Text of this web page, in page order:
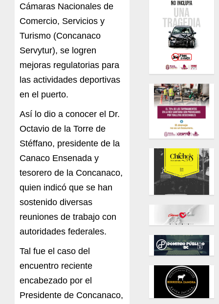
Cámaras Nacionales de
Comercio, Servicios y
Turismo (Concanaco
Servytur), se logren
mejoras regulatorias para
las actividades deportivas
en el puerto.
Así lo dio a conocer el Dr.
Octavio de la Torre de
Stéffano, presidente de la
Canaco Ensenada y
tesorero de la Concanaco,
quien indicó que se han
sostenido diversas
reuniones de trabajo con
autoridades federales.
Tal fue el caso del
encuentro reciente
encabezado por el
Presidente de Concanaco,